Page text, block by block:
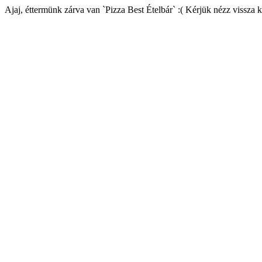
Ajaj, éttermünk zárva van `Pizza Best Ételbár` :( Kérjük nézz vissza